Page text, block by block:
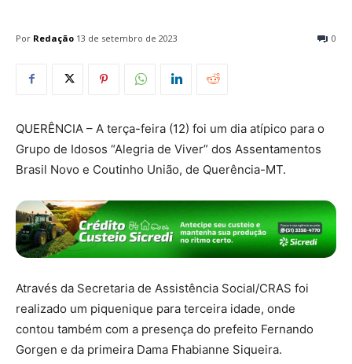
Por Redação 0
13 de setembro de 2023
QUERÊNCIA – A terça-feira (12) foi um dia atípico para o
Grupo de Idosos “Alegria de Viver” dos Assentamentos
Brasil Novo e Coutinho União, de Querência-MT.
Através da Secretaria de Assistência Social/CRAS foi
realizado um piquenique para terceira idade, onde
contou também com a presença do prefeito Fernando
Gorgen e da primeira Dama Fhabianne Siqueira.